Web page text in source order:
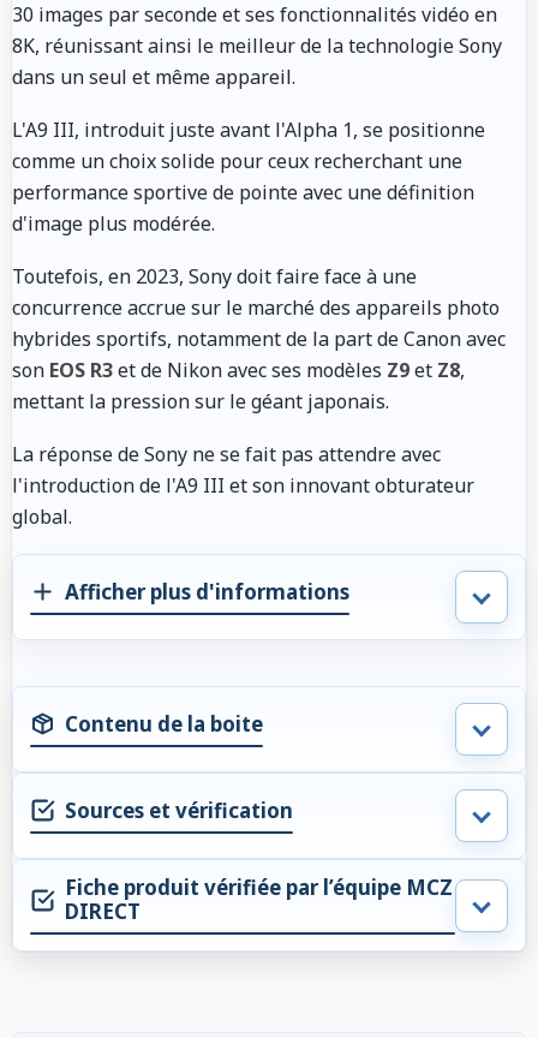
30 images par seconde et ses fonctionnalités vidéo en
8K, réunissant ainsi le meilleur de la technologie Sony
dans un seul et même appareil.
L'A9 III, introduit juste avant l'Alpha 1, se positionne
comme un choix solide pour ceux recherchant une
performance sportive de pointe avec une définition
d'image plus modérée.
Toutefois, en 2023, Sony doit faire face à une
concurrence accrue sur le marché des appareils photo
hybrides sportifs, notamment de la part de Canon avec
son EOS R3et de Nikon avec ses modèles Z9et Z8,
mettant la pression sur le géant japonais.
La réponse de Sony ne se fait pas attendre avec
l'introduction de l'A9 III et son innovant obturateur
global.
Afficher plus d'informations
Contenu de la boite
Sources et vérification
Fiche produit vérifiée par l’équipe MCZ
DIRECT